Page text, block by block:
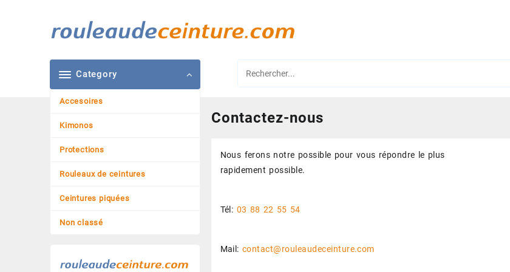
Category
Accesoires
Kimonos
Protections
Rouleaux de ceintures
Ceintures piquées
Non classé
Contactez-nous
Nous ferons notre possible pour vous répondre le plus
rapidement possible.
Tél: 03 88 22 55 54
Mail: contact@rouleaudeceinture.com